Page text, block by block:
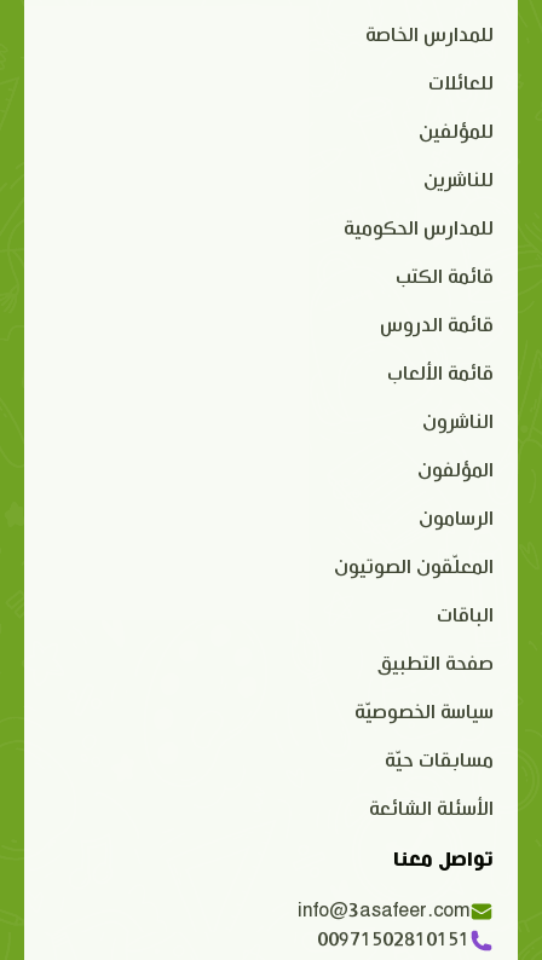
للمدارس الخاصة
للعائلات
للمؤلفين
للناشرين
للمدارس الحكومية
قائمة الكتب
قائمة الدروس
قائمة الألعاب
الناشرون
المؤلفون
الرسامون
المعلّقون الصوتيون
الباقات
صفحة التطبيق
سياسة الخصوصيّة
مسابقات حيّة
الأسئلة الشائعة
تواصل معنا
info@3asafeer.com
00971502810151